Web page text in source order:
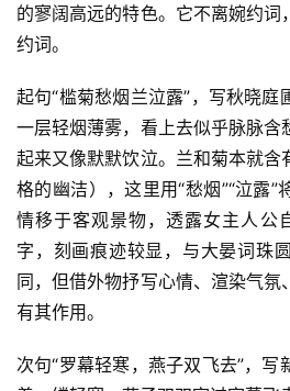
的寥阔高远的特色。它不离婉约词
约词。
起句“槛菊愁烟兰泣露”，写秋晓庭
一层轻烟薄雾，看上去似乎脉脉含
起来又像默默饮泣。兰和菊本就含
格的幽洁），这里用“愁烟”“泣露
情移于客观景物，透露女主人公
字，刻画痕迹较显，与大晏词珠
同，但借外物抒写心情、渲染气氛
有其作用。
次句“罗幕轻寒，燕子双飞去”，